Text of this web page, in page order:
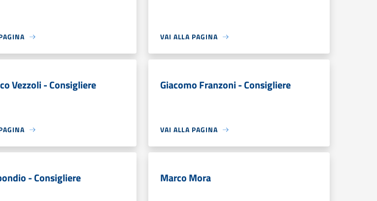
VAI ALLA PAGINA
Vezzoli - Consigliere Giacomo Franzoni - Consigliere
VAI ALLA PAGINA
- Consigliere Marco Mora